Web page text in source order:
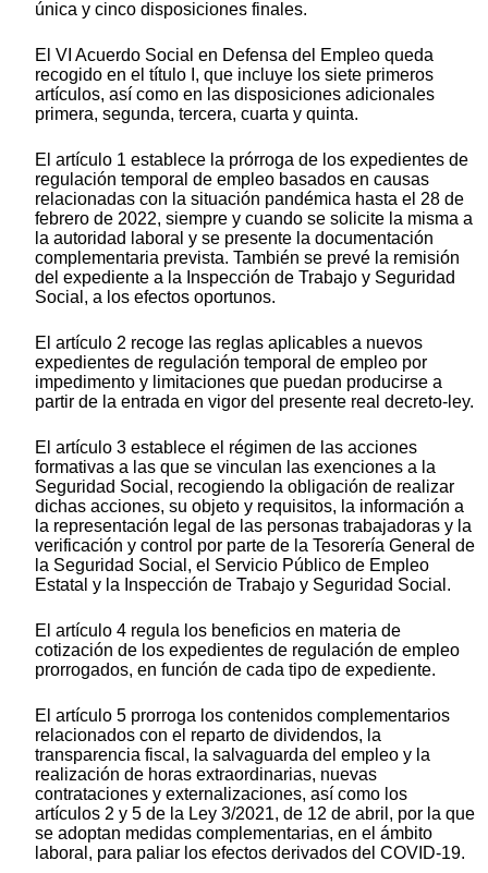
única y cinco disposiciones finales.
El VI Acuerdo Social en Defensa del Empleo queda
recogido en el título I, que incluye los siete primeros
artículos, así como en las disposiciones adicionales
primera, segunda, tercera, cuarta y quinta.
El artículo 1 establece la prórroga de los expedientes de
regulación temporal de empleo basados en causas
relacionadas con la situación pandémica hasta el 28 de
febrero de 2022, siempre y cuando se solicite la misma a
la autoridad laboral y se presente la documentación
complementaria prevista. También se prevé la remisión
del expediente a la Inspección de Trabajo y Seguridad
Social, a los efectos oportunos.
El artículo 2 recoge las reglas aplicables a nuevos
expedientes de regulación temporal de empleo por
impedimento y limitaciones que puedan producirse a
partir de la entrada en vigor del presente real decreto-ley.
El artículo 3 establece el régimen de las acciones
formativas a las que se vinculan las exenciones a la
Seguridad Social, recogiendo la obligación de realizar
dichas acciones, su objeto y requisitos, la información a
la representación legal de las personas trabajadoras y la
verificación y control por parte de la Tesorería General de
la Seguridad Social, el Servicio Público de Empleo
Estatal y la Inspección de Trabajo y Seguridad Social.
El artículo 4 regula los beneficios en materia de
cotización de los expedientes de regulación de empleo
prorrogados, en función de cada tipo de expediente.
El artículo 5 prorroga los contenidos complementarios
relacionados con el reparto de dividendos, la
transparencia fiscal, la salvaguarda del empleo y la
realización de horas extraordinarias, nuevas
contrataciones y externalizaciones, así como los
artículos 2 y 5 de la Ley 3/2021, de 12 de abril, por la que
se adoptan medidas complementarias, en el ámbito
laboral, para paliar los efectos derivados del COVID-19.